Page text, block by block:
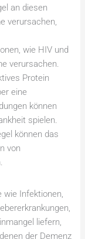
an diesen
verursachen,
wie HIV und
verursachen.
Protein
eine
können
spielen.
können das
von
Infektionen,
liefern,
der Demenz